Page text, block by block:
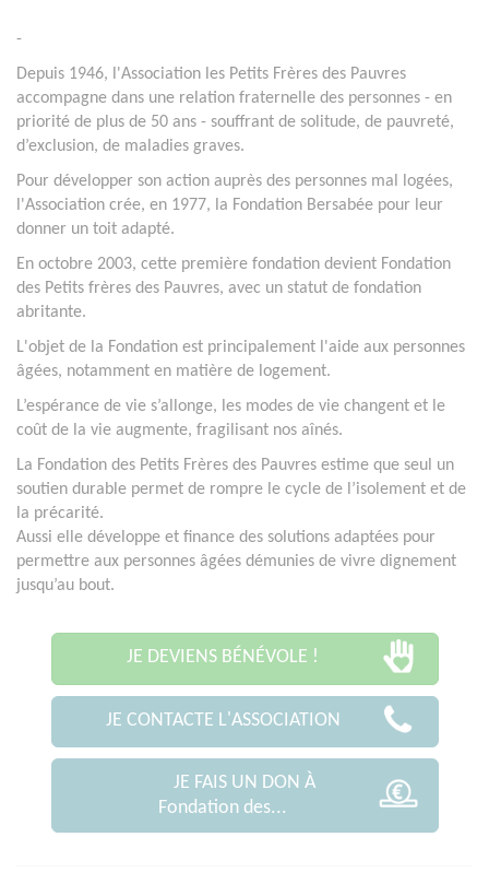
-
Depuis 1946, l'Association les Petits Frères des Pauvres
accompagne dans une relation fraternelle des personnes - en
priorité de plus de 50 ans - souffrant de solitude, de pauvreté,
d’exclusion, de maladies graves.
Pour développer son action auprès des personnes mal logées,
l'Association crée, en 1977, la Fondation Bersabée pour leur
donner un toit adapté.
En octobre 2003, cette première fondation devient Fondation
des Petits frères des Pauvres, avec un statut de fondation
abritante.
L'objet de la Fondation est principalement l'aide aux personnes
âgées, notamment en matière de logement.
L’espérance de vie s’allonge, les modes de vie changent et le
coût de la vie augmente, fragilisant nos aînés.
La Fondation des Petits Frères des Pauvres estime que seul un
soutien durable permet de rompre le cycle de l’isolement et de
la précarité.
Aussi elle développe et finance des solutions adaptées pour
permettre aux personnes âgées démunies de vivre dignement
jusqu’au bout.
JE DEVIENS BÉNÉVOLE !
JE CONTACTE L'ASSOCIATION
JE FAIS UN DON À
Fondation des...